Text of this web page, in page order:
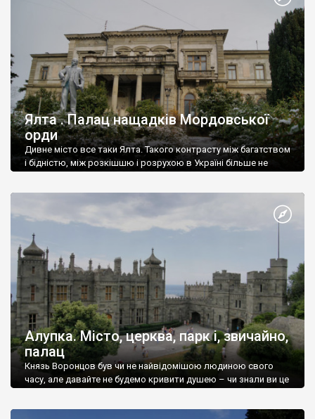
Ялта . Палац нащадків Мордовської
орди
Дивне місто все таки Ялта. Такого контрасту між багатством
і бідністю, між розкішшю і розрухою в Україні більше не
Алупка. Місто, церква, парк і, звичайно,
палац
Князь Воронцов був чи не найвідомішою людиною свого
часу, але давайте не будемо кривити душею – чи знали ви це